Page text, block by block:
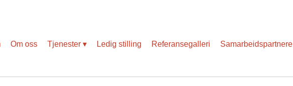
Om oss Tjenester Ledig stilling Referansegalleri Samarbeidspartnere